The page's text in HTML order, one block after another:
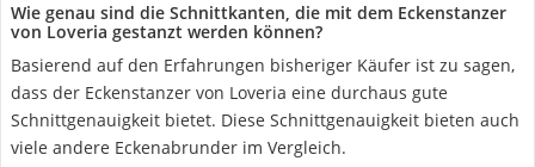
Wie genau sind die Schnittkanten, die mit dem Eckenstanzer
von Loveria gestanzt werden können?
Basierend auf den Erfahrungen bisheriger Käufer ist zu sagen,
dass der Eckenstanzer von Loveria eine durchaus gute
Schnittgenauigkeit bietet. Diese Schnittgenauigkeit bieten auch
viele andere Eckenabrunder im Vergleich.